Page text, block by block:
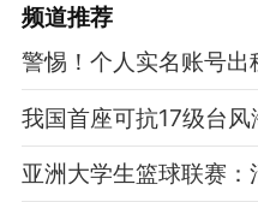
频道推荐
警惕！个人实名账号
我国首座可抗17级台
亚洲大学生篮球联赛